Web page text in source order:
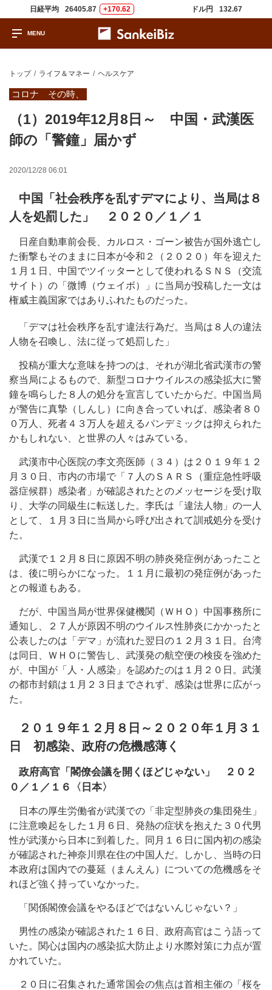
日経平均 26405.87 +170.62 ドル円 132.67
トップ ライフ＆マネー ヘルスケア
コロナ その時、
（1）2019年12月8日～ 中国・武漢医
師の「警鐘」届かず
2020/12/28 06:01
中国「社会秩序を乱すデマにより、当局は８
人を処罰した」 ２０２０／１／１
日産自動車前会長、カルロス・ゴーン被告が国外逃亡し
た衝撃もそのままに日本が令和２（２０２０）年を迎えた
１月１日、中国でツイッターとして使われるＳＮＳ（交流
サイト）の「微博（ウェイボ）」に当局が投稿した一文は
権威主義国家ではありふれたものだった。
「デマは社会秩序を乱す違法行為だ。当局は８人の違法
人物を召喚し、法に従って処罰した」
投稿が重大な意味を持つのは、それが湖北省武漢市の警
察当局によるもので、新型コロナウイルスの感染拡大に警
鐘を鳴らした８人の処分を宣言していたからだ。中国当局
が警告に真摯（しんし）に向き合っていれば、感染者８０
０万人、死者４３万人を超えるパンデミックは抑えられた
かもしれない、と世界の人々はみている。
武漢市中心医院の李文亮医師（３４）は２０１９年１２
月３０日、市内の市場で「７人のＳＡＲＳ（重症急性呼吸
器症候群）感染者」が確認されたとのメッセージを受け取
り、大学の同級生に転送した。李氏は「違法人物」の一人
として、１月３日に当局から呼び出されて訓戒処分を受け
た。
武漢で１２月８日に原因不明の肺炎発症例があったこと
は、後に明らかになった。１１月に最初の発症例があった
との報道もある。
だが、中国当局が世界保健機関（ＷＨＯ）中国事務所に
通知し、２７人が原因不明のウイルス性肺炎にかかったと
公表したのは「デマ」が流れた翌日の１２月３１日。台湾
は同日、ＷＨＯに警告し、武漢発の航空便の検疫を強めた
が、中国が「人・人感染」を認めたのは１月２０日。武漢
の都市封鎖は１月２３日までされず、感染は世界に広がっ
た。
２０１９年１２月８日～２０２０年１月３１
日 初感染、政府の危機感薄く
政府高官「閣僚会議を開くほどじゃない」 ２０２
０／１／１６〈日本〉
日本の厚生労働省が武漢での「非定型肺炎の集団発生」
に注意喚起をした１月６日、発熱の症状を抱えた３０代男
性が武漢から日本に到着した。同月１６日に国内初の感染
が確認された神奈川県在住の中国人だ。しかし、当時の日
本政府は国内での蔓延（まんえん）についての危機感をそ
れほど強く持っていなかった。
「関係閣僚会議をやるほどではないんじゃない？」
男性の感染が確認された１６日、政府高官はこう語って
いた。関心は国内の感染拡大防止より水際対策に力点が置
かれていた。
２０日に召集された通常国会の焦点は首相主催の「桜を